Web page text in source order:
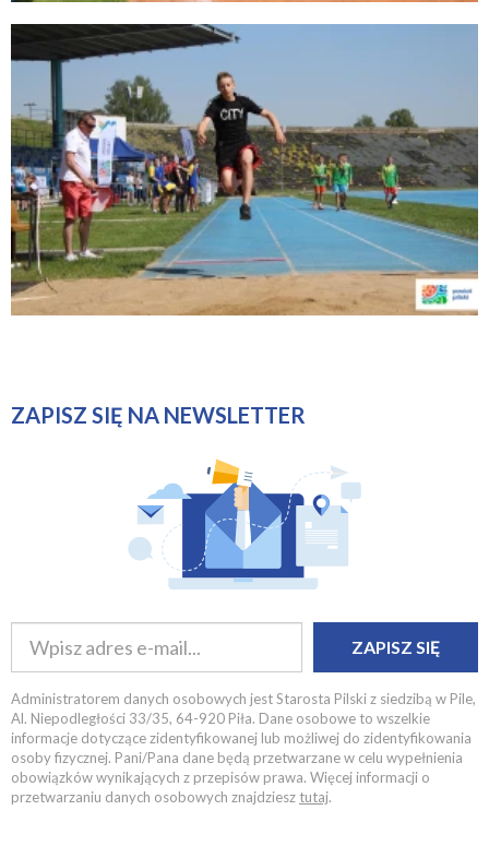
ZAPISZ SIĘ NA NEWSLETTER
ZAPISZ SIĘ
Administratorem danych osobowych jest Starosta Pilski z siedzibą w Pile,
Al. Niepodległości 33/35, 64-920 Piła. Dane osobowe to wszelkie
informacje dotyczące zidentyfikowanej lub możliwej do zidentyfikowania
osoby fizycznej. Pani/Pana dane będą przetwarzane w celu wypełnienia
obowiązków wynikających z przepisów prawa. Więcej informacji o
przetwarzaniu danych osobowych znajdziesz tutaj.